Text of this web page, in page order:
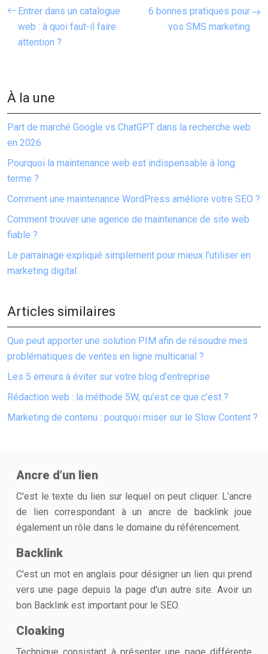
Entrer dans un catalogue
web : à quoi faut-il faire
attention ?
6 bonnes pratiques pour
vos SMS marketing
À la une
Part de marché Google vs ChatGPT dans la recherche web
en 2026
Pourquoi la maintenance web est indispensable à long
terme ?
Comment une maintenance WordPress améliore votre SEO ?
Comment trouver une agence de maintenance de site web
fiable ?
Le parrainage expliqué simplement pour mieux l’utiliser en
marketing digital
Articles similaires
Que peut apporter une solution PIM afin de résoudre mes
problématiques de ventes en ligne multicanal ?
Les 5 erreurs à éviter sur votre blog d’entreprise
Rédaction web : la méthode 5W, qu’est ce que c’est ?
Marketing de contenu : pourquoi miser sur le Slow Content ?
Ancre d’un lien
C'est le texte du lien sur lequel on peut cliquer. L’ancre
de lien correspondant à un ancre de backlink joue
également un rôle dans le domaine du référencement.
Backlink
C'est un mot en anglais pour désigner un lien qui prend
vers une page depuis la page d'un autre site. Avoir un
bon Backlink est important pour le SEO.
Cloaking